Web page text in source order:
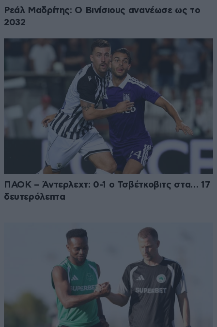
Ρεάλ Μαδρίτης: Ο Βινίσιους ανανέωσε ως το
2032
ΠΑΟΚ – Άντερλεχτ: 0-1 ο Τσβέτκοβιτς στα… 17
δευτερόλεπτα